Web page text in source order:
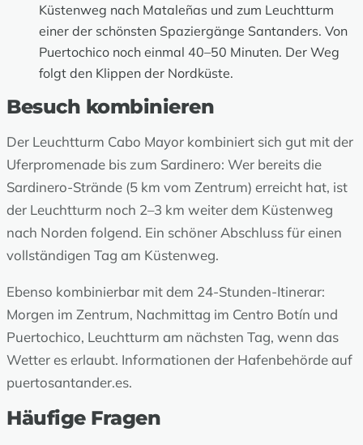
Küstenweg nach Mataleñas und zum Leuchtturm
einer der schönsten Spaziergänge Santanders. Von
Puertochico noch einmal 40–50 Minuten. Der Weg
folgt den Klippen der Nordküste.
Besuch kombinieren
Der Leuchtturm Cabo Mayor kombiniert sich gut mit der
Uferpromenade bis zum Sardinero: Wer bereits die
Sardinero-Strände (5 km vom Zentrum) erreicht hat, ist
der Leuchtturm noch 2–3 km weiter dem Küstenweg
nach Norden folgend. Ein schöner Abschluss für einen
vollständigen Tag am Küstenweg.
Ebenso kombinierbar mit dem 24-Stunden-Itinerar:
Morgen im Zentrum, Nachmittag im Centro Botín und
Puertochico, Leuchtturm am nächsten Tag, wenn das
Wetter es erlaubt. Informationen der Hafenbehörde auf
puertosantander.es.
Häufige Fragen